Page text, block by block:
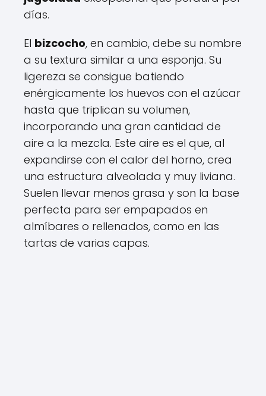
días.
El bizcocho, en cambio, debe su nombre
a su textura similar a una esponja. Su
ligereza se consigue batiendo
enérgicamente los huevos con el azúcar
hasta que triplican su volumen,
incorporando una gran cantidad de
aire a la mezcla. Este aire es el que, al
expandirse con el calor del horno, crea
una estructura alveolada y muy liviana.
Suelen llevar menos grasa y son la base
perfecta para ser empapados en
almíbares o rellenados, como en las
tartas de varias capas.